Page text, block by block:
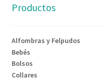
Productos
Alfombras y Felpudos
Bebés
Bolsos
Collares